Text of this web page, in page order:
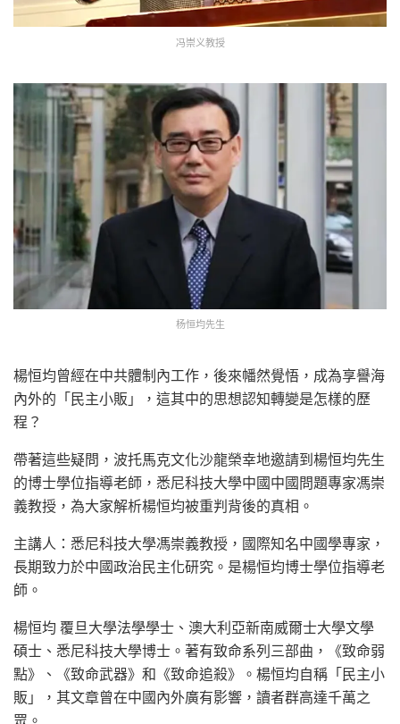
冯崇义教授
杨恒均先生
楊恒均曾經在中共體制內工作，後來幡然覺悟，成為享譽海
內外的「民主小販」，這其中的思想認知轉變是怎樣的歷
程？
帶著這些疑問，波托馬克文化沙龍榮幸地邀請到楊恒均先生
的博士學位指導老師，悉尼科技大學中國中國問題專家馮崇
義教授，為大家解析楊恒均被重判背後的真相。
主講人：悉尼科技大學馮崇義教授，國際知名中國學專家，
長期致力於中國政治民主化研究。是楊恒均博士學位指導老
師。
楊恒均 覆旦大學法學學士、澳大利亞新南威爾士大學文學
碩士、悉尼科技大學博士。著有致命系列三部曲，《致命弱
點》、《致命武器》和《致命追殺》。楊恒均自稱「民主小
販」，其文章曾在中國內外廣有影響，讀者群高達千萬之